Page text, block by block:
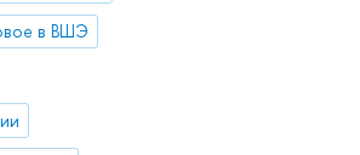
в ВШЭ